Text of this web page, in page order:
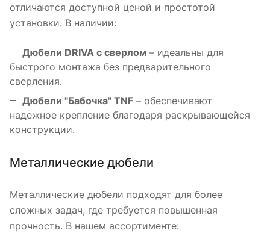
отличаются доступной ценой и простотой
установки. В наличии:
Дюбели DRIVA с сверлом – идеальны для
быстрого монтажа без предварительного
сверления.
Дюбели "Бабочка" TNF – обеспечивают
надежное крепление благодаря раскрывающейся
конструкции.
Металлические дюбели
Металлические дюбели подходят для более
сложных задач, где требуется повышенная
прочность. В нашем ассортименте: